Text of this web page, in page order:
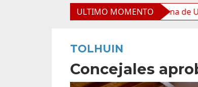
ULTIMO MOMENTO
equipamiento para la Nueva Usina de Ushuaia
TOLHUIN
Concejales